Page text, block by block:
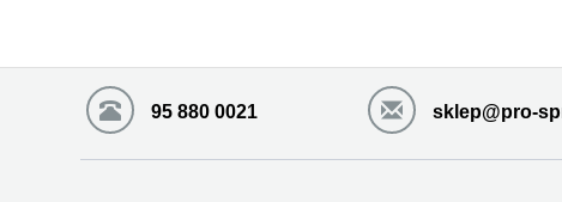
95 880 0021 sklep@pro-